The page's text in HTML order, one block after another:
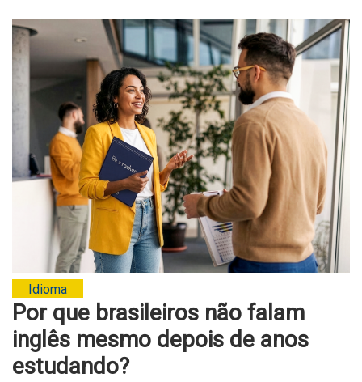
Idioma
Por que brasileiros não falam
inglês mesmo depois de anos
estudando?